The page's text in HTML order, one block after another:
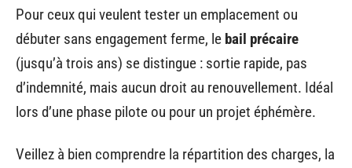
Pour ceux qui veulent tester un emplacement ou
débuter sans engagement ferme, le bail précaire
(jusqu’à trois ans) se distingue : sortie rapide, pas
d’indemnité, mais aucun droit au renouvellement. Idéal
lors d’une phase pilote ou pour un projet éphémère.
Veillez à bien comprendre la répartition des charges, la